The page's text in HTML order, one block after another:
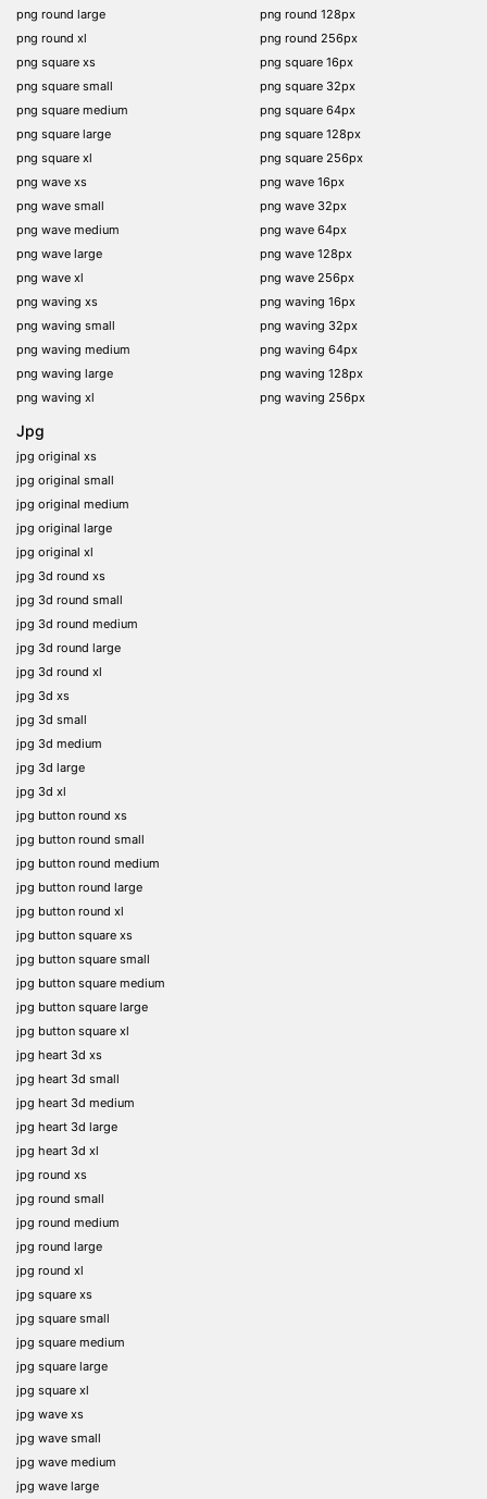
png round large
png round xl
png square xs
png square small
png square medium
png square large
png square xl
png wave xs
png wave small
png wave medium
png wave large
png wave xl
png waving xs
png waving small
png waving medium
png waving large
png waving xl
png round 128px
png round 256px
png square 16px
png square 32px
png square 64px
png square 128px
png square 256px
png wave 16px
png wave 32px
png wave 64px
png wave 128px
png wave 256px
png waving 16px
png waving 32px
png waving 64px
png waving 128px
png waving 256px
Jpg
jpg original xs
jpg original small
jpg original medium
jpg original large
jpg original xl
jpg 3d round xs
jpg 3d round small
jpg 3d round medium
jpg 3d round large
jpg 3d round xl
jpg 3d xs
jpg 3d small
jpg 3d medium
jpg 3d large
jpg 3d xl
jpg button round xs
jpg button round small
jpg button round medium
jpg button round large
jpg button round xl
jpg button square xs
jpg button square small
jpg button square medium
jpg button square large
jpg button square xl
jpg heart 3d xs
jpg heart 3d small
jpg heart 3d medium
jpg heart 3d large
jpg heart 3d xl
jpg round xs
jpg round small
jpg round medium
jpg round large
jpg round xl
jpg square xs
jpg square small
jpg square medium
jpg square large
jpg square xl
jpg wave xs
jpg wave small
jpg wave medium
jpg wave large